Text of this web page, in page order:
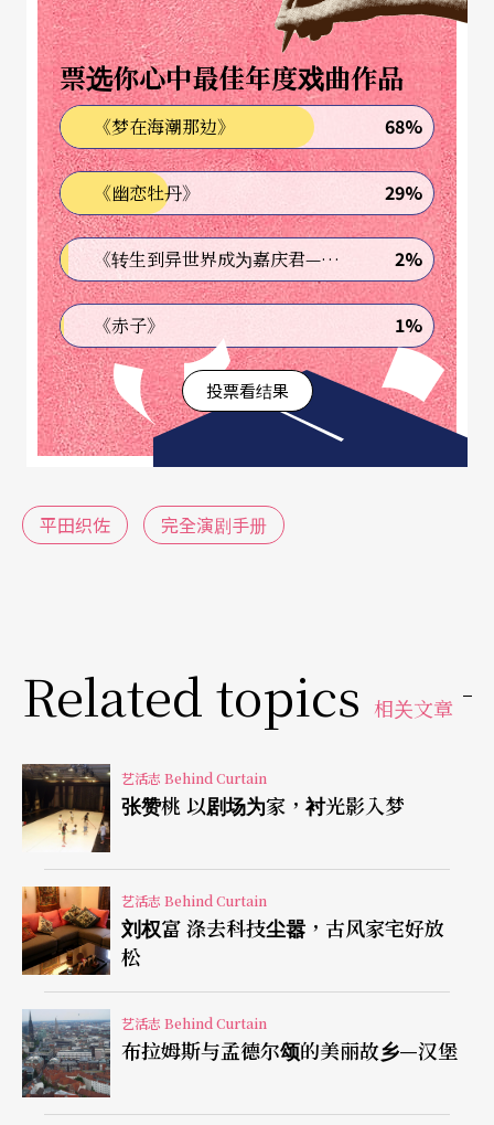
评论、带工作坊，守备范围横跨创作面、行政面到
市场面，他几乎就是戏剧的全部，并且在自由党执
政时期担任「内阁官房参与」（相当于「行政院政
务顾问」）的职位，鸠山由纪夫担任内阁总理大臣
时的就职演说讲稿就是由平田撰稿的。难怪纪录片
导演会选择他为题材。
平田织佐出生于一九六二年，他于一九八○年代开
始戏剧活动，属于所谓「第三世代」的剧作家与导
演。平田织佐有著异于常人的成长经历，而这个特
殊的经历来自于他的家庭背景。平田的祖父是日本
著名的医生，父亲是电影脚本剧作家，母亲是心理
咨商师，家庭氛围既开明又务实。在十三岁念国中
的时候，平田毅然决然地休学，独自以骑脚踏车的
方式环游世界廿六个国家。之后，他还出版了一本
动。在大三那年，平田到韩国的延世大学留学。这
一年的留学经验除了让他练就一口流利的韩语之
国三部曲」的舞台作品。大学毕业那年，平田的父
亲贷款一亿日圆，将自己的房子改建成「驹场AGOR
A剧场」，平田因此成为剧场的经营者。因为背负著
巨额负债，平田必须努力经营剧场，同时也展开
「青年团」旺盛的戏剧创作活动。一九九四年，他
自编自导了作品《东京笔记》，成为他的成名作，
并且得到日本最重要的剧本奖「岸田国士奖」。
巨细靡遗的剧本打造出舞台上的自然
票选你心中最佳年度戏曲作品
《梦在海潮那边》 68%
《幽恋牡丹》 29%
《转生到异世界成为嘉庆君—发现我的祖先是诈骗集团!?》 2%
《赤子》 1%
投票看结果
平田织佐 完全演剧手册
Related topics 相关文章
艺活志 Behind Curtain
张赞桃 以剧场为家，衬光影入梦
艺活志 Behind Curtain
刘权富 涤去科技尘嚣，古风家宅好放
松
艺活志 Behind Curtain
布拉姆斯与孟德尔颂的美丽故乡—汉堡